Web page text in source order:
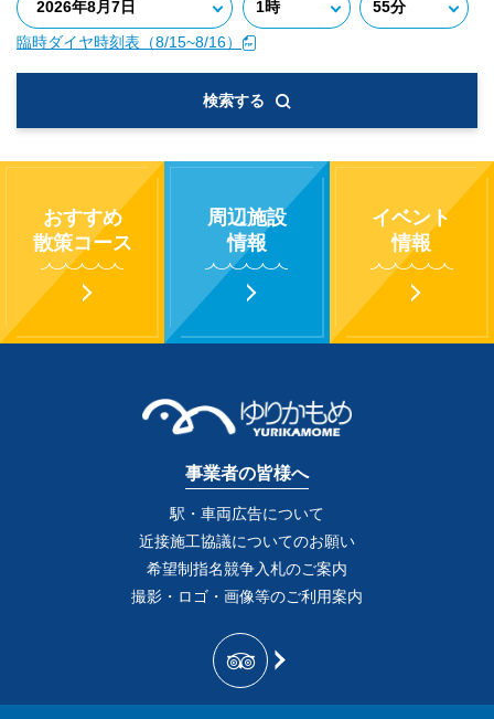
臨時ダイヤ時刻表（8/15~8/16）
検索する
おすすめ
散策コース
周辺施設
情報
イベント
情報
事業者の皆様へ
駅・車両広告について
近接施工協議についてのお願い
希望制指名競争入札のご案内
撮影・ロゴ・画像等のご利用案内